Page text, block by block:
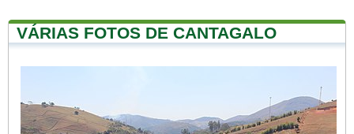
VÁRIAS FOTOS DE CANTAGALO